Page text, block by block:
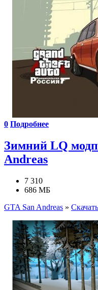
0 Подробнее
Зимний LQ
Andreas
7 310
686 МБ
GTA San Andreas »